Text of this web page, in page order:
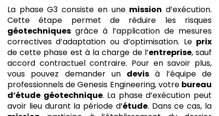
La phase G3 consiste en une mission d’exécution.
Cette étape permet de réduire les risques
géotechniques grâce à l’application de mesures
correctives d’adaptation ou d’optimisation. Le prix
de cette phase est à la charge de l’entreprise, sauf
accord contractuel contraire. Pour en savoir plus,
vous pouvez demander un devis à l’équipe de
professionnels de Genesis Engineering, votre bureau
d’étude géotechnique. La phase d’exécution peut
avoir lieu durant la période d’étude. Dans ce cas, la